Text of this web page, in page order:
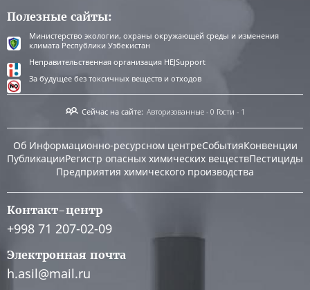
Полезные сайты:
Министерство экологии, охраны окружающей среды и изменения
климата Республики Узбекистан
Неправительственная организация HEJSupport
За будущее без токсичных веществ и отходов
Сейчас на сайте: Авторизованные - 0 Гости - 1
Об Информационно-ресурсном центреСобытияКонвенции
ПубликацииРегистр опасных химических веществПестициды
Предприятия химического производства
Контакт-центр
+998 71 207-02-09
Электронная почта
h.asil@mail.ru